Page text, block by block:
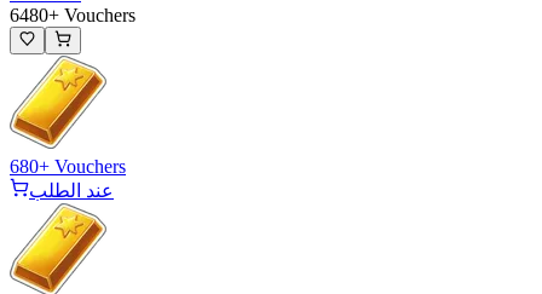
6480+ Vouchers
680+ Vouchers
عند الطلب